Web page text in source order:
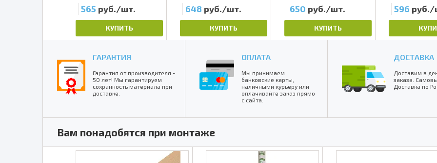
565 руб./шт.
КУПИТЬ
648 руб./шт.
КУПИТЬ
650 руб./шт.
КУПИТЬ
596 руб./
ГАРАНТИЯ
Гарантия от производителя -
50 лет! Мы гарантируем
сохранность материала при
доставке.
ОПЛАТА
Мы принимаем
банковские карты,
наличными курьеру или
оплачивайте заказ прямо
с сайта.
ДОСТАВКА
Доставим в
заказа.
Доставка по
Вам понадобятся при монтаже